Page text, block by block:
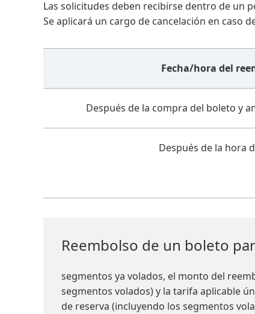
Las solicitudes deben recibirse dentro de un
Se aplicará un cargo de cancelación en caso
Fecha/hora del
Después de la compra del boleto y
Después de la hora
Reembolso de un boleto
segmentos ya volados, el monto del
segmentos volados) y la tarifa aplicable
de reserva (incluyendo los segmentos